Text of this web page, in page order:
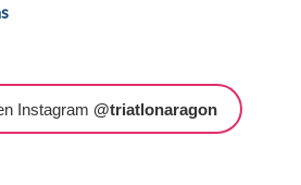
Instagram @triatlonaragon